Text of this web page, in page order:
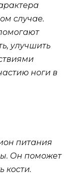
случае.
улучшить
ноги в
питания
Он поможет
кости.